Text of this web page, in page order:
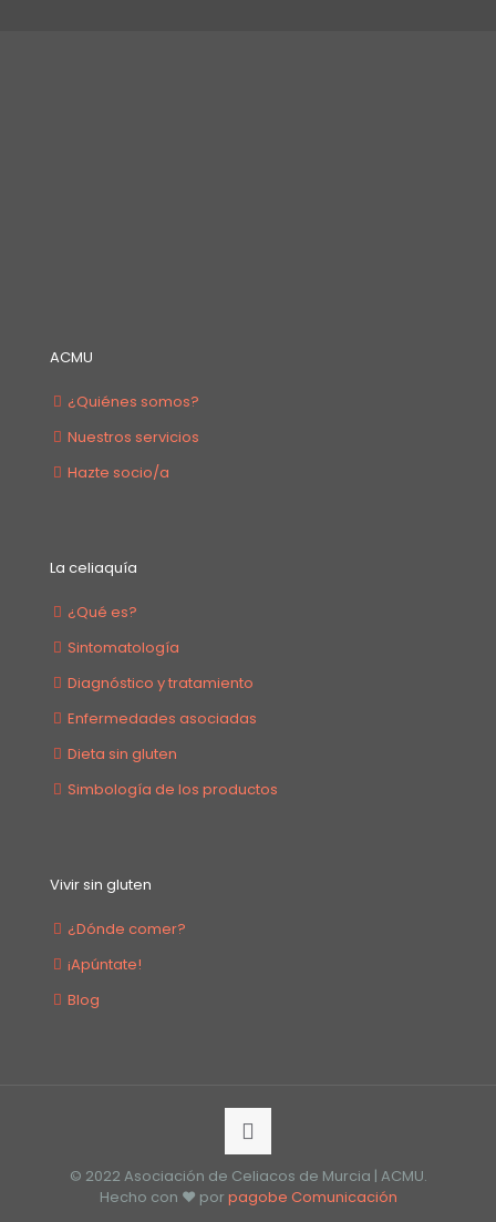
ACMU
¿Quiénes somos?
Nuestros servicios
Hazte socio/a
La celiaquía
¿Qué es?
Sintomatología
Diagnóstico y tratamiento
Enfermedades asociadas
Dieta sin gluten
Simbología de los productos
Vivir sin gluten
¿Dónde comer?
¡Apúntate!
Blog
© 2022 Asociación de Celiacos de Murcia | ACMU.
Hecho con ❤️ por pagobe Comunicación